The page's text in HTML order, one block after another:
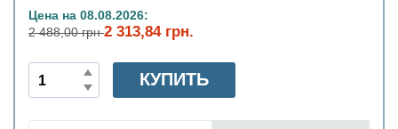
Цена на 08.08.2026:
2 488,00 грн2 313,84 грн.
КУПИТЬ